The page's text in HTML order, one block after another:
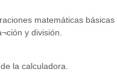
matemáticas básicas
y división.
la calculadora.